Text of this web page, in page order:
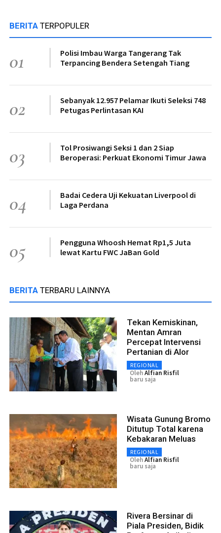
BERITA TERPOPULER
01
Polisi Imbau Warga Tangerang Tak
Terpancing Bendera Setengah Tiang
02
Sebanyak 12.957 Pelamar Ikuti Seleksi 748
Petugas Perlintasan KAI
03
Tol Prosiwangi Seksi 1 dan 2 Siap
Beroperasi: Perkuat Ekonomi Timur Jawa
04
Badai Cedera Uji Kekuatan Liverpool di
Laga Perdana
05
Pengguna Whoosh Hemat Rp1,5 Juta
lewat Kartu FWC JaBan Gold
BERITA TERBARU LAINNYA
Tekan Kemiskinan,
Mentan Amran
Percepat Intervensi
Pertanian di Alor
REGIONAL
OlehAlfian Risfil
baru saja
Wisata Gunung Bromo
Ditutup Total karena
Kebakaran Meluas
REGIONAL
OlehAlfian Risfil
baru saja
Rivera Bersinar di
Piala Presiden, Bidik